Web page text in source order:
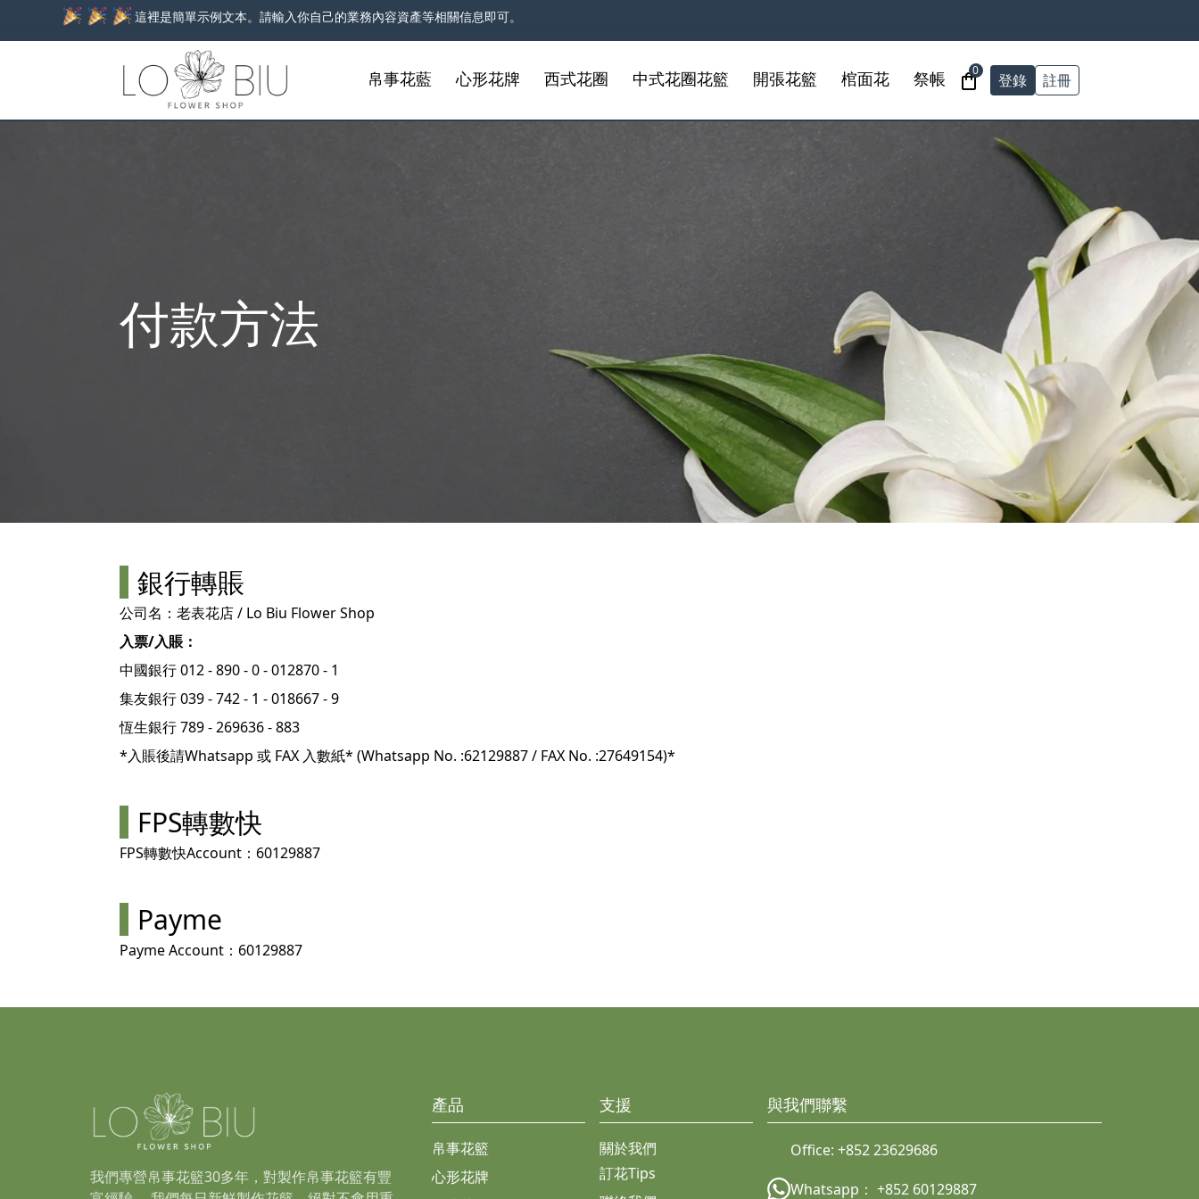
這裡是簡單示例文本。請輸入你自己的業務內容資產等相關信息即可。
帛事花藍 心形花牌 西式花圈 中式花圈花籃 開張花籃 棺面花 祭帳
0
登錄 註冊
付款方法
銀行轉賬
公司名：老表花店 / Lo Biu Flower Shop
入票/入賬：
中國銀行 012 - 890 - 0 - 012870 - 1
集友銀行 039 - 742 - 1 - 018667 - 9
恆生銀行 789 - 269636 - 883
*入賬後請Whatsapp 或 FAX 入數紙* (Whatsapp No. :62129887 / FAX No. :27649154)*
FPS轉數快
FPS轉數快Account： 60129887
Payme
Payme Account：60129887
我們專營帛事花籃30多年，對製作帛事花籃有豐
產品
帛事花籃
心形花牌
支援
關於我們
訂花Tips
與我們聯繫
Office: +852 23629686
Whatsapp： +852 60129887